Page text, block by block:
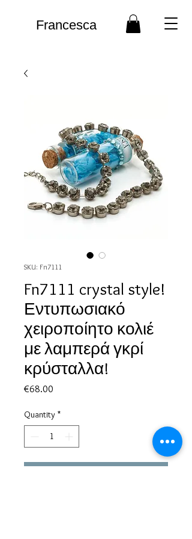
Francesca
SKU: Fn7111
Fn7111 crystal style!
Εντυπωσιακό
χειροποίητο κολιέ
με λαμπερά γκρί
κρύσταλλα!
€68.00
Quantity *